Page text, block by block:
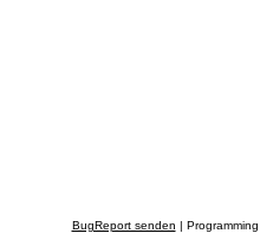
BugReport senden |